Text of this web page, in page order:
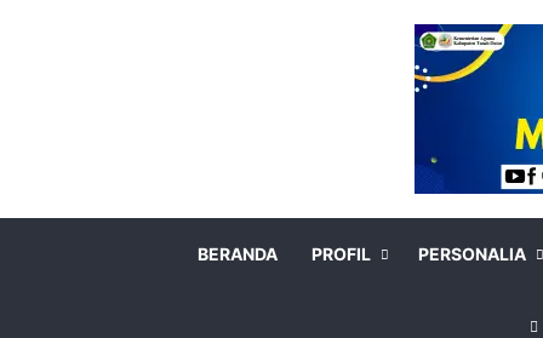
BERANDA PROFIL PERSONALIA